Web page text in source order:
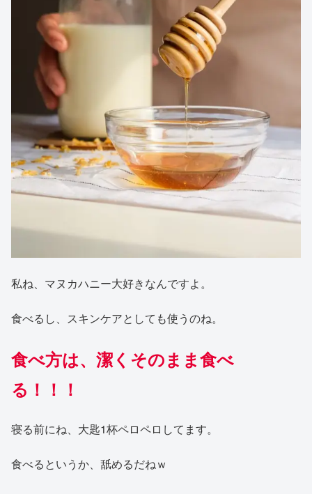
私ね、マヌカハニー大好きなんですよ。
食べるし、スキンケアとしても使うのね。
食べ方は、潔くそのまま食べ
る！！！
寝る前にね、大匙1杯ペロペロしてます。
食べるというか、舐めるだねｗ